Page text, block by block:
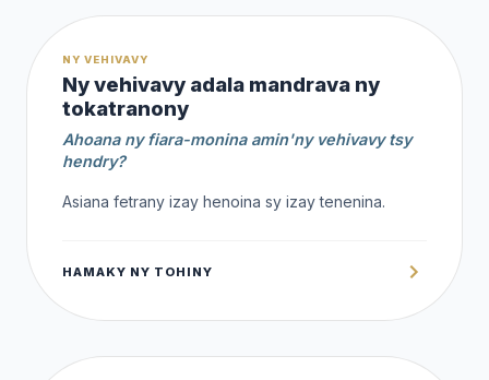
NY VEHIVAVY
Ny vehivavy adala mandrava ny
tokatranony
Ahoana ny fiara-monina amin'ny vehivavy tsy
hendry?
Asiana fetrany izay henoina sy izay tenenina.
HAMAKY NY TOHINY